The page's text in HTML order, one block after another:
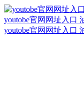
youtobe官网网址入口
youtobe官网网址入口